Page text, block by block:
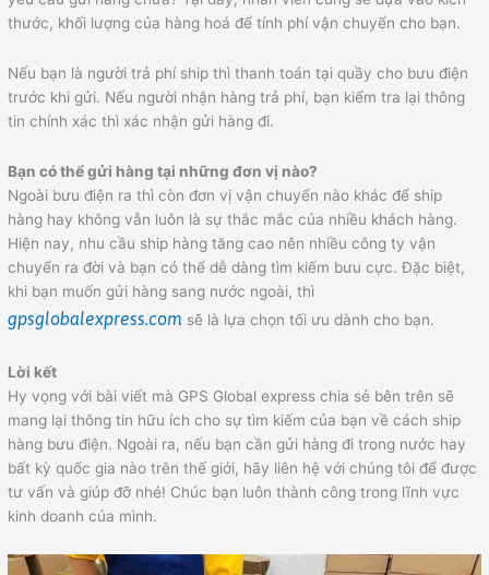
thước, khối lượng của hàng hoá để tính phí vận chuyển cho bạn.
Nếu bạn là người trả phí ship thì thanh toán tại quầy cho bưu điện
trước khi gửi. Nếu người nhận hàng trả phí, bạn kiểm tra lại thông
tin chính xác thì xác nhận gửi hàng đi.
Bạn có thể gửi hàng tại những đơn vị nào?
Ngoài bưu điện ra thì còn đơn vị vận chuyển nào khác để ship
hàng hay không vẫn luôn là sự thắc mắc của nhiều khách hàng.
Hiện nay, nhu cầu ship hàng tăng cao nên nhiều công ty vận
chuyển ra đời và bạn có thể dễ dàng tìm kiếm bưu cực. Đặc biệt,
khi bạn muốn gửi hàng sang nước ngoài, thì
gpsglobalexpress.com sẽ là lựa chọn tối ưu dành cho bạn.
Lời kết
Hy vọng với bài viết mà GPS Global express chia sẻ bên trên sẽ
mang lại thông tin hữu ích cho sự tìm kiếm của bạn về cách ship
hàng bưu điện. Ngoài ra, nếu bạn cần gửi hàng đi trong nước hay
bất kỳ quốc gia nào trên thế giới, hãy liên hệ với chúng tôi để được
tư vấn và giúp đỡ nhé! Chúc bạn luôn thành công trong lĩnh vực
kinh doanh của mình.